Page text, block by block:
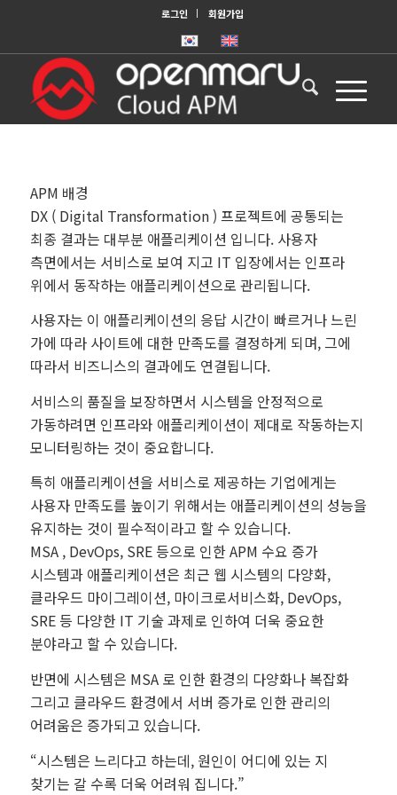
로그인 회원가입
APM 배경
DX ( Digital Transformation ) 프로젝트에 공통되는
최종 결과는 대부분 애플리케이션 입니다. 사용자
측면에서는 서비스로 보여 지고 IT 입장에서는 인프라
위에서 동작하는 애플리케이션으로 관리됩니다.
사용자는 이 애플리케이션의 응답 시간이 빠르거나 느린
가에 따라 사이트에 대한 만족도를 결정하게 되며, 그에
따라서 비즈니스의 결과에도 연결됩니다.
서비스의 품질을 보장하면서 시스템을 안정적으로
가동하려면 인프라와 애플리케이션이 제대로 작동하는지
모니터링하는 것이 중요합니다.
특히 애플리케이션을 서비스로 제공하는 기업에게는
사용자 만족도를 높이기 위해서는 애플리케이션의 성능을
유지하는 것이 필수적이라고 할 수 있습니다.
MSA , DevOps, SRE 등으로 인한 APM 수요 증가
시스템과 애플리케이션은 최근 웹 시스템의 다양화,
클라우드 마이그레이션, 마이크로서비스화, DevOps,
SRE 등 다양한 IT 기술 과제로 인하여 더욱 중요한
분야라고 할 수 있습니다.
반면에 시스템은 MSA 로 인한 환경의 다양화나 복잡화
그리고 클라우드 환경에서 서버 증가로 인한 관리의
어려움은 증가되고 있습니다.
“시스템은 느리다고 하는데, 원인이 어디에 있는 지
찾기는 갈 수록 더욱 어려워 집니다.”